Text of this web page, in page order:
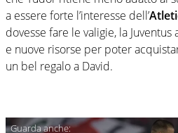
a essere forte l’interesse dell’
dovesse fare le valigie, la
e nuove risorse per poter
un bel regalo a David.